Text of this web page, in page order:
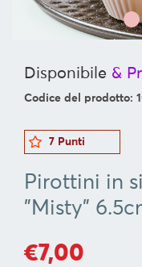
CONTAINERS
BARBECUE
CHILDREN
COLLEZIONI
OFFERTE
RICETTE
Disponibile &
Codice del prodotto:
7 Punti
Pirottini in
"Misty"
€7,00